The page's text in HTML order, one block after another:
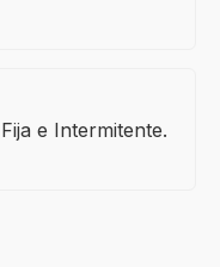
e Intermitente.